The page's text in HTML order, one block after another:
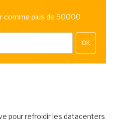
comme plus de 50000
OK
pour refroidir les datacenters